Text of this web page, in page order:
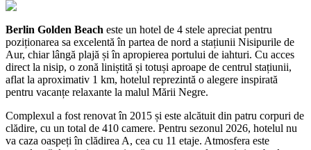
Berlin Golden Beach este un hotel de 4 stele apreciat pentru
poziționarea sa excelentă în partea de nord a stațiunii Nisipurile de
Aur, chiar lângă plajă și în apropierea portului de iahturi. Cu acces
direct la nisip, o zonă liniștită și totuși aproape de centrul stațiunii,
aflat la aproximativ 1 km, hotelul reprezintă o alegere inspirată
pentru vacanțe relaxante la malul Mării Negre.
Complexul a fost renovat în 2015 și este alcătuit din patru corpuri de
clădire, cu un total de 410 camere. Pentru sezonul 2026, hotelul nu
va caza oaspeți în clădirea A, cea cu 11 etaje. Atmosfera este